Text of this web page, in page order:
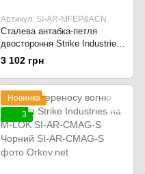
Артикул: SI-AR-MFEP&ACN
Сталева антабка-петля
двостороння Strike Industries
на ресивер AR15/M4 SI-AR-
MFEP&ACN Чорний
3 102 грн
Новинка
3